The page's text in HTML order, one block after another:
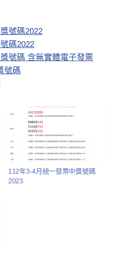
號碼2022
碼2022
號碼 含無實體電子發票
號碼
112年3-4月統一發票中獎號碼
2023